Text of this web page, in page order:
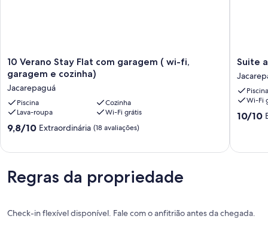
10
Verano
Stay
Flat
com
garagem
(
wi-
cozinha)
Jacarepaguá
10 Verano Stay Flat com garagem ( wi-fi,
garagem e cozinha)
Jacarepaguá
Piscina
Cozinha
Lava-roupa
Wi-Fi grátis
9.8
(18
avaliações)
9,8/10 Extraordinária (18 avaliações)
Suite
próximo
ao
Rock
in
Suite
Piscina
Wi-Fi
10.0
10/10
Regras da propriedade
Check-in flexível disponível. Fale com o anfitrião antes da chegada.